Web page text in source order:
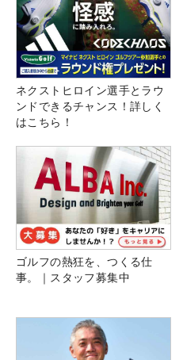
ネクストヒロイン選手とラウ
ンドできるチャンス！詳しく
はこちら！
ゴルフの熱狂を、つくる仕
事。｜スタッフ募集中